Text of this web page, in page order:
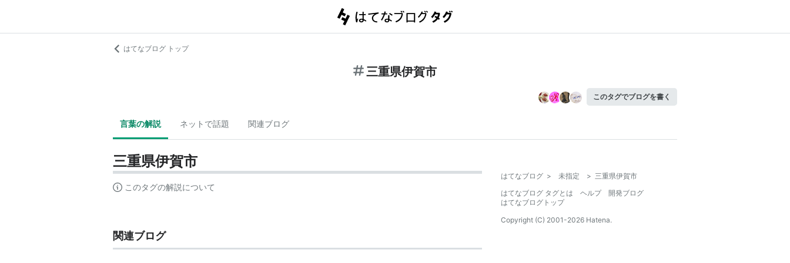
はてなブログ トップ
三重県伊賀市
このタグでブログを書く
言葉の解説 ネットで話題 関連ブログ
三重県伊賀市
このタグの解説について
関連ブログ
はてなブログ > 未指定 > 三重県伊賀市
はてなブログ タグとは
ヘルプ
開発ブログ
はてなブログトップ
Copyright (C) 2001-2026 Hatena.